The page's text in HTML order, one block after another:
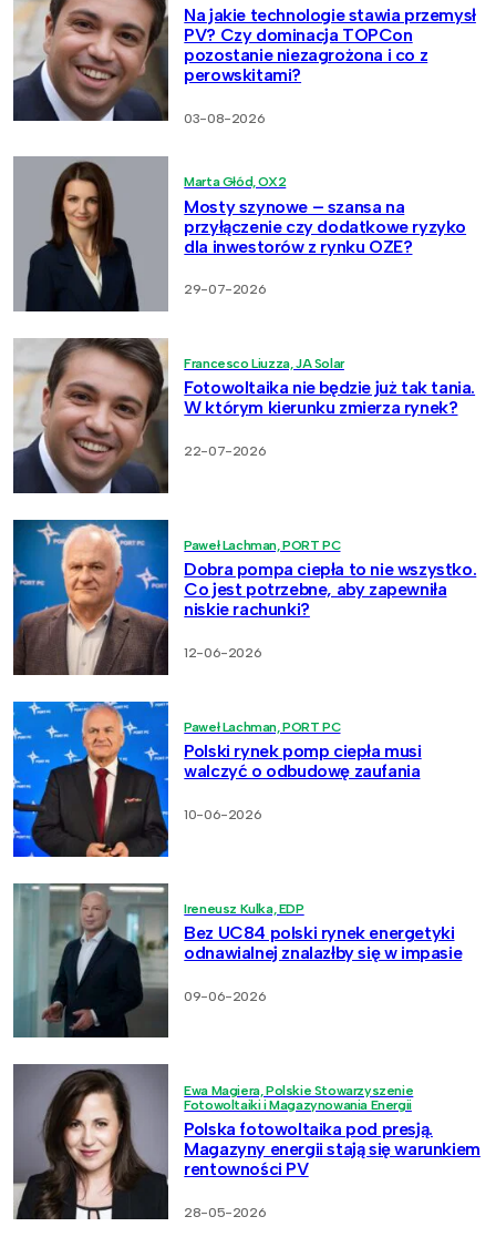
Na jakie technologie stawia przemysł
PV? Czy dominacja TOPCon
pozostanie niezagrożona i co z
perowskitami?
03-08-2026
Marta Głód, OX2
Mosty szynowe – szansa na
przyłączenie czy dodatkowe ryzyko
dla inwestorów z rynku OZE?
29-07-2026
Francesco Liuzza, JA Solar
Fotowoltaika nie będzie już tak tania.
W którym kierunku zmierza rynek?
22-07-2026
Paweł Lachman, PORT PC
Dobra pompa ciepła to nie wszystko.
Co jest potrzebne, aby zapewniła
niskie rachunki?
12-06-2026
Paweł Lachman, PORT PC
Polski rynek pomp ciepła musi
walczyć o odbudowę zaufania
10-06-2026
Ireneusz Kulka, EDP
Bez UC84 polski rynek energetyki
odnawialnej znalazłby się w impasie
09-06-2026
Ewa Magiera, Polskie Stowarzyszenie
Fotowoltaiki i Magazynowania Energii
Polska fotowoltaika pod presją.
Magazyny energii stają się warunkiem
rentowności PV
28-05-2026